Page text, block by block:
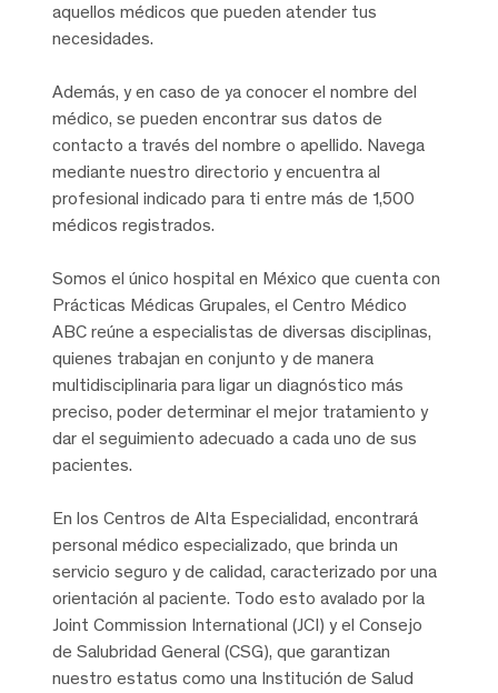
aquellos médicos que pueden atender tus
necesidades.
Además, y en caso de ya conocer el nombre del
médico, se pueden encontrar sus datos de
contacto a través del nombre o apellido. Navega
mediante nuestro directorio y encuentra al
profesional indicado para ti entre más de 1,500
médicos registrados.
Somos el único hospital en México que cuenta con
Prácticas Médicas Grupales, el Centro Médico
ABC reúne a especialistas de diversas disciplinas,
quienes trabajan en conjunto y de manera
multidisciplinaria para ligar un diagnóstico más
preciso, poder determinar el mejor tratamiento y
dar el seguimiento adecuado a cada uno de sus
pacientes.
En los Centros de Alta Especialidad, encontrará
personal médico especializado, que brinda un
servicio seguro y de calidad, caracterizado por una
orientación al paciente. Todo esto avalado por la
Joint Commission International (JCI) y el Consejo
de Salubridad General (CSG), que garantizan
nuestro estatus como una Institución de Salud